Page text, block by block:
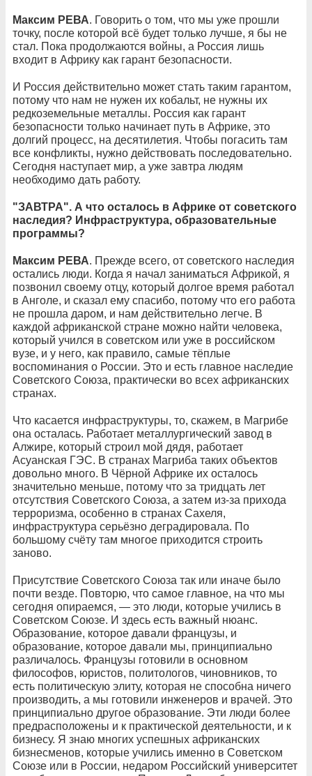
Максим РЕВА. Говорить о том, что мы уже прошли
точку, после которой всё будет только лучше, я бы не
стал. Пока продолжаются войны, а Россия лишь
входит в Африку как гарант безопасности.
И Россия действительно может стать таким гарантом,
потому что нам не нужен их кобальт, не нужны их
редкоземельные металлы. Россия как гарант
безопасности только начинает путь в Африке, это
долгий процесс, на десятилетия. Чтобы погасить там
все конфликты, нужно действовать последовательно.
Сегодня наступает мир, а уже завтра людям
необходимо дать работу.
"ЗАВТРА". А что осталось в Африке от советского
наследия? Инфраструктура, образовательные
программы?
Максим РЕВА. Прежде всего, от советского наследия
остались люди. Когда я начал заниматься Африкой, я
позвонил своему отцу, который долгое время работал
в Анголе, и сказал ему спасибо, потому что его работа
не прошла даром, и нам действительно легче. В
каждой африканской стране можно найти человека,
который учился в советском или уже в российском
вузе, и у него, как правило, самые тёплые
воспоминания о России. Это и есть главное наследие
Советского Союза, практически во всех африканских
странах.
Что касается инфраструктуры, то, скажем, в Магрибе
она осталась. Работает металлургический завод в
Алжире, который строил мой дядя, работает
Асуанская ГЭС. В странах Магриба таких объектов
довольно много. В Чёрной Африке их осталось
значительно меньше, потому что за тридцать лет
отсутствия Советского Союза, а затем из-за прихода
терроризма, особенно в странах Сахеля,
инфраструктура серьёзно деградировала. По
большому счёту там многое приходится строить
заново.
Присутствие Советского Союза так или иначе было
почти везде. Повторю, что самое главное, на что мы
сегодня опираемся, — это люди, которые учились в
Советском Союзе. И здесь есть важный нюанс.
Образование, которое давали французы, и
образование, которое давали мы, принципиально
различалось. Французы готовили в основном
философов, юристов, политологов, чиновников, то
есть политическую элиту, которая не способна ничего
производить, а мы готовили инженеров и врачей. Это
принципиально другое образование. Эти люди более
предрасположены и к практической деятельности, и к
бизнесу. Я знаю многих успешных африканских
бизнесменов, которые учились именно в Советском
Союзе или в России, недаром Российский университет